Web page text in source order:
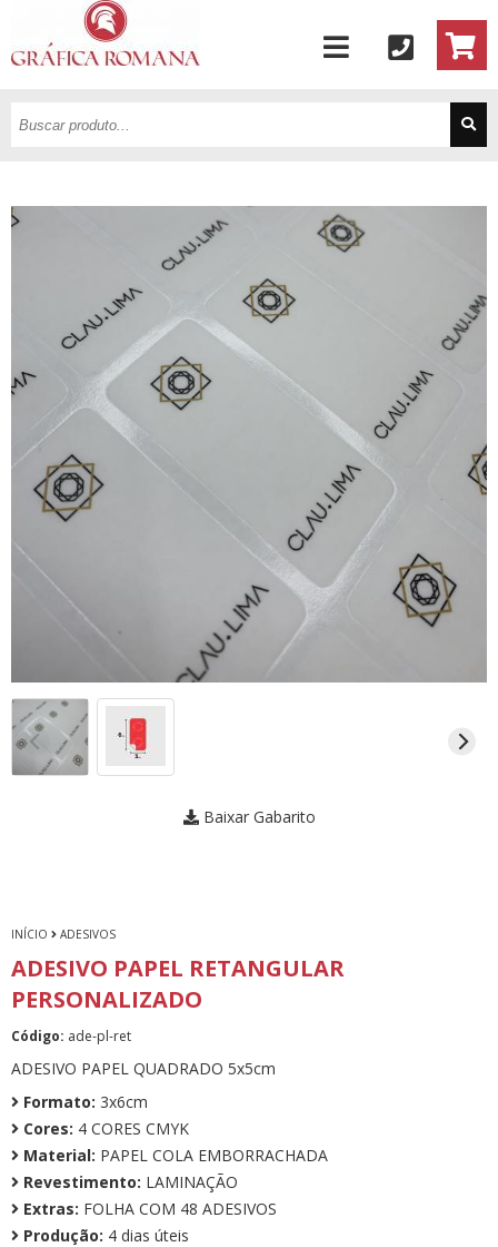
Baixar Gabarito
INÍCIO ADESIVOS
ADESIVO PAPEL RETANGULAR
PERSONALIZADO
Código: ade-pl-ret
ADESIVO PAPEL QUADRADO 5x5cm
Formato: 3x6cm
Cores: 4 CORES CMYK
Material: PAPEL COLA EMBORRACHADA
Revestimento: LAMINAÇÃO
Extras: FOLHA COM 48 ADESIVOS
Produção: 4 dias úteis